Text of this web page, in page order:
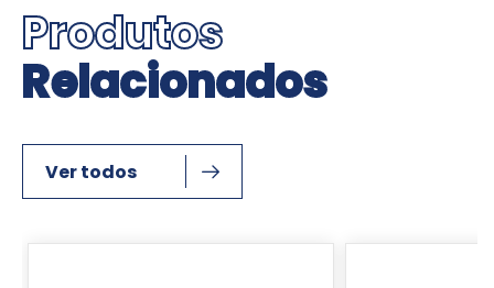
Produtos
Relacionados
Ver todos